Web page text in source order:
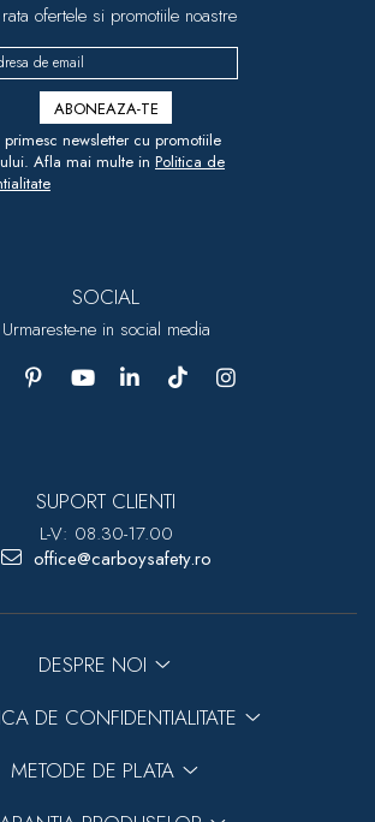
ofertele si promotiile noastre
primesc newsletter cu promotiile
Afla mai multe in Politica de
SOCIAL
Urmareste-ne in social media
SUPORT CLIENTI
L-V: 08.30-17.00
office@carboysafety.ro
DESPRE NOI
DE CONFIDENTIALITATE
METODE DE PLATA